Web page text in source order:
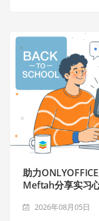
助力
Meftah分享实习
2026年08月05日